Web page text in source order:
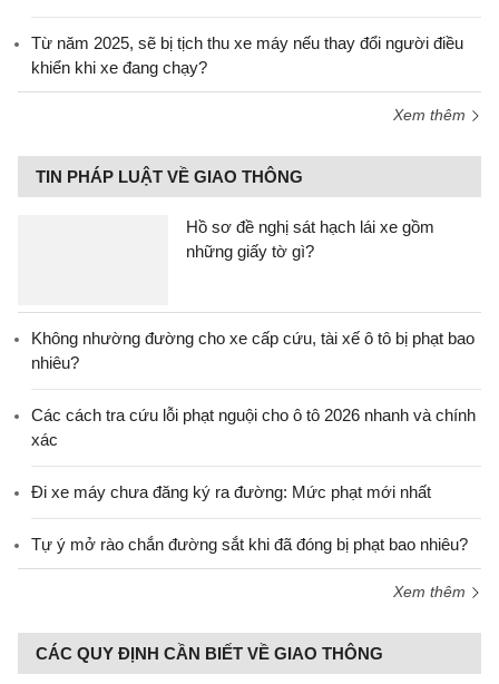
Từ năm 2025, sẽ bị tịch thu xe máy nếu thay đổi người điều
khiển khi xe đang chạy?
Xem thêm
TIN PHÁP LUẬT VỀ GIAO THÔNG
Hồ sơ đề nghị sát hạch lái xe gồm
những giấy tờ gì?
Không nhường đường cho xe cấp cứu, tài xế ô tô bị phạt bao
nhiêu?
Các cách tra cứu lỗi phạt nguội cho ô tô 2026 nhanh và chính
xác
Đi xe máy chưa đăng ký ra đường: Mức phạt mới nhất
Tự ý mở rào chắn đường sắt khi đã đóng bị phạt bao nhiêu?
Xem thêm
CÁC QUY ĐỊNH CẦN BIẾT VỀ GIAO THÔNG